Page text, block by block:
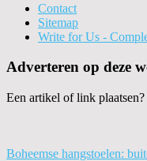
Contact
Sitemap
Write for Us -
Adverteren op deze
Een artikel of link
Boheemse hangstoelen: